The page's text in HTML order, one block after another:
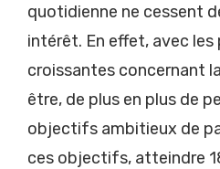
quotidienne ne cessent
intérêt. En effet, avec
croissantes concernant
être, de plus en plus de
objectifs ambitieux de
ces objectifs, atteindre